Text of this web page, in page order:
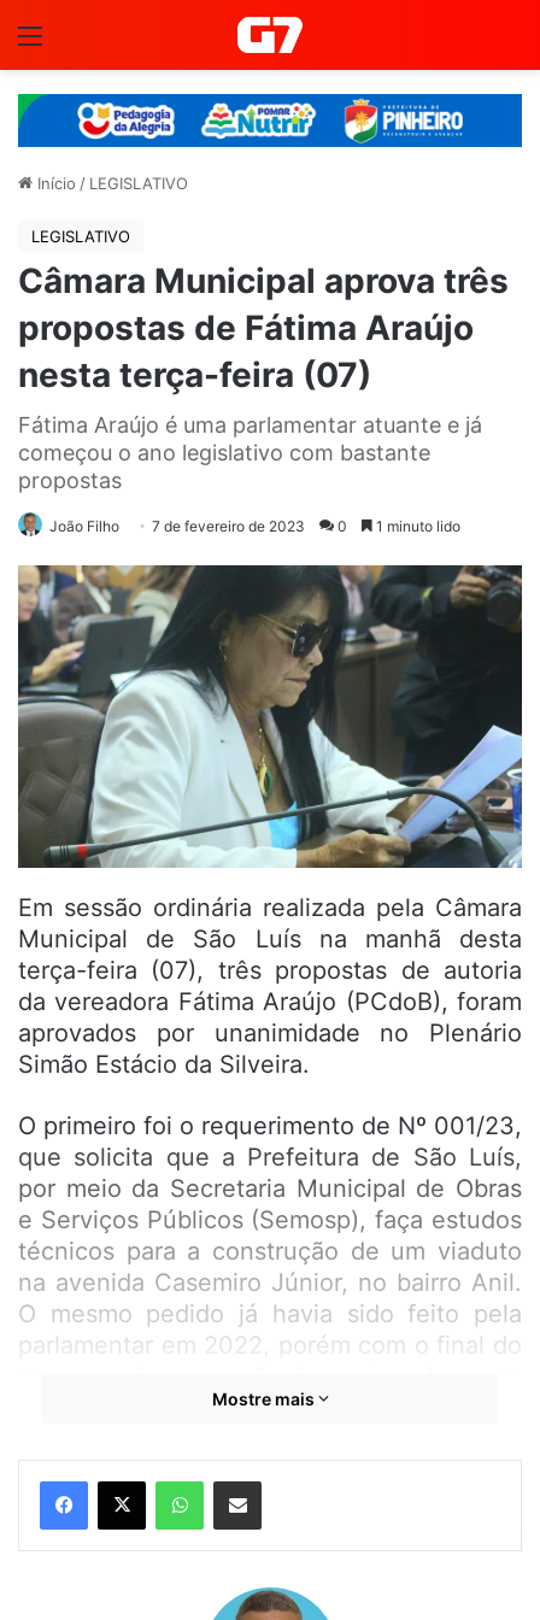
Início / LEGISLATIVO
LEGISLATIVO
Câmara Municipal aprova três
propostas de Fátima Araújo
nesta terça-feira (07)
Fátima Araújo é uma parlamentar atuante e já
começou o ano legislativo com bastante
propostas
João Filho 7 de fevereiro de 2023 0 1 minuto lido
Em sessão ordinária realizada pela Câmara
Municipal de São Luís na manhã desta
terça-feira (07), três propostas de autoria
da vereadora Fátima Araújo (PCdoB), foram
aprovados por unanimidade no Plenário
Simão Estácio da Silveira.
O primeiro foi o requerimento de Nº 001/23,
que solicita que a Prefeitura de São Luís,
por meio da Secretaria Municipal de Obras
e Serviços Públicos (Semosp), faça estudos
técnicos para a construção de um viaduto
na avenida Casemiro Júnior, no bairro Anil.
O mesmo pedido já havia sido feito pela
parlamentar em 2022, porém com o final do
necessidade de requerer novamente.
Ainda na sessão desta terça-feira, também
foi aprovada a moção que envia aplausos e
congratulações a senhora Larissa Brandão,
governador do Maranhão. A parlamentar
Mostre mais